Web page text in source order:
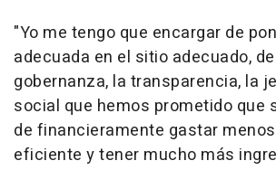
"Yo me tengo que encargar de
adecuada en el sitio adecuado,
gobernanza, la transparencia, la
social que hemos prometido que
de financieramente gastar
eficiente y tener mucho más